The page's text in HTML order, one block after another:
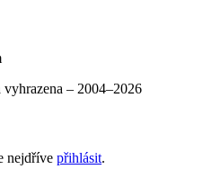
– 2004–2026
nejdříve přihlásit.